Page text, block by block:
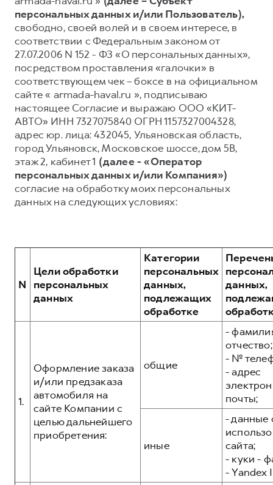
DARGO DARGO X
от 3 499 000 ₽
F7
от 2 899 000 ₽
F7X
от 3 599 000 ₽
Тест-драйв
Трейд-ин
КРЕДИТ И СТРАХОВАНИЕ
Кредитный калькулятор
Страхование
Кредит
КОРПОРАТИВНЫМ КЛИЕНТАМ
Для малого бизнеса
Система управления автопарком GWM Fleet
Сервис для корпоративных клиентов
HAVAL Лизинг
Коллекция CITY
Коллекция Базовая
Коллекция Детская
СЕРВИСНОЕ ОБСЛУЖИВАНИЕ
Нулевое ТО
Программа «Помощь на дороге»
Регламенты технического обслуживания
Электронный ПТС
ПОДДЕРЖКА
GWM Безопасность
Гарантия HAVAL
Мобильное приложение GWM
АКСЕССУАРЫ HAVAL
Автомобильные аксессуары
Коллекция Детская
О дилере
Наша команда
Контакты
персональных данных и/или Пользователь),
свободно, своей волей и в своем интересе, в
соответствии с Федеральным законом от
27.07.2006 N 152 - ФЗ «О персональных данных»,
посредством проставления «галочки» в
соответствующем чек – боксе в на официальном
сайте « armada-haval.ru », подписываю
настоящее Согласие и выражаю ООО «КИТ-
АВТО» ИНН 7327075840 ОГРН 1157327004328,
адрес юр. лица: 432045, Ульяновская область,
город Ульяновск, Московское шоссе, дом 5В,
этаж 2, кабинет 1 (далее - «Оператор
персональных данных и/или Компания»)
согласие на обработку моих персональных
данных на следующих условиях:
N
Цели обработки
персональных
данных
Категории
персональных
данных,
подлежащих
обработке
данных,
1.
Оформление заказа
и/или предзаказа
автомобиля на
сайте Компании с
целью дальнейшего
приобретения:
общие
-
отчество;
- №
- адрес
почты;
иные
- данные
сайта;
- куки -
- Yandex